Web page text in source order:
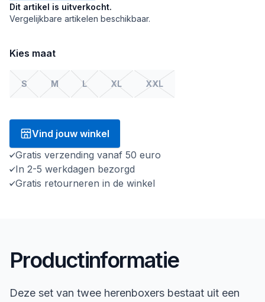
Dit artikel is uitverkocht.
Vergelijkbare artikelen beschikbaar.
Kies maat
S M L XL XXL
Vind jouw winkel
Gratis verzending vanaf 50 euro
In 2-5 werkdagen bezorgd
Gratis retourneren in de winkel
Productinformatie
Deze set van twee herenboxers bestaat uit een